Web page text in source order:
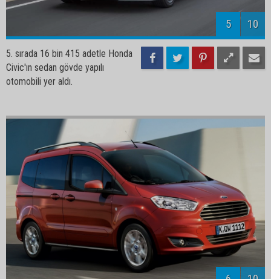
5 10
5. sırada 16 bin 415 adetle Honda
Civic'ın sedan gövde yapılı
otomobili yer aldı.